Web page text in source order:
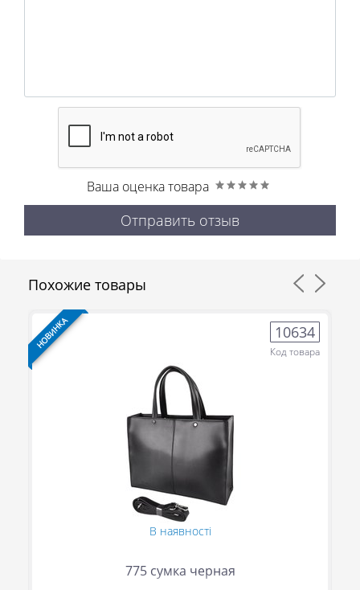
Ваша оценка товара
Отправить отзыв
Похожие товары
НОВИНКА 10634
Код товара
В наявності
775 сумка черная